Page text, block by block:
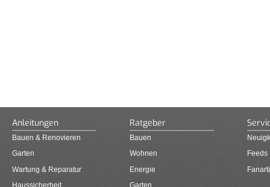
Anleitungen
Bauen & Renovieren
Garten
Wartung & Reparatur
Haussicherheit
Ratgeber
Bauen
Wohnen
Energie
Garten
Feeds